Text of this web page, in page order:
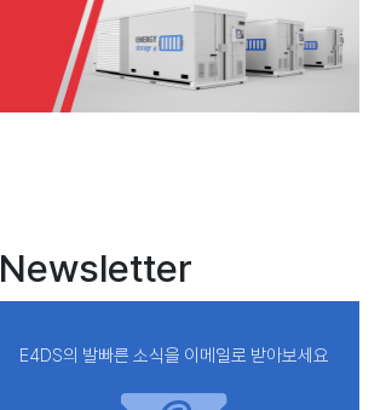
Newsletter
E4DS의 발빠른 소식을 이메일로 받아보세요